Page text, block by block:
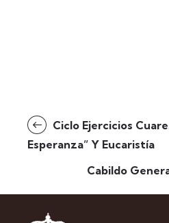
Ciclo Ejercicios
Esperanza” Y Eucaristía
Cabildo